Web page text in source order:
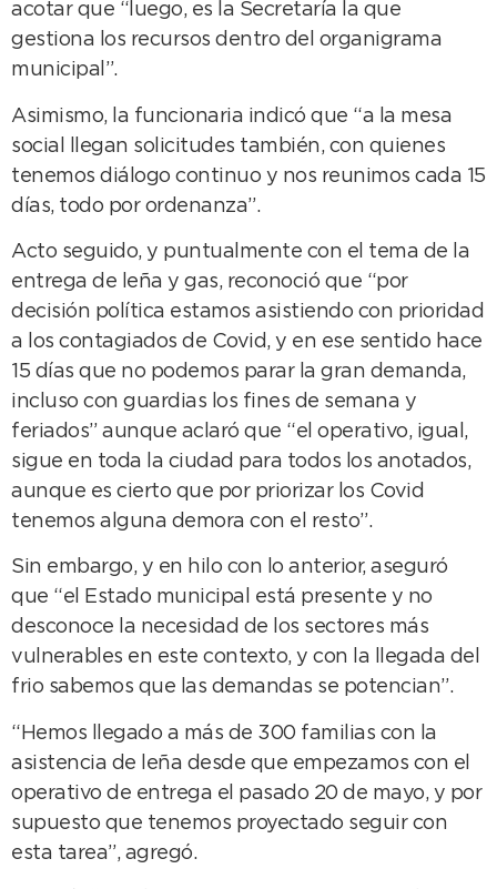
acotar que “luego, es la Secretaría la que
gestiona los recursos dentro del organigrama
municipal”.
Asimismo, la funcionaria indicó que “a la mesa
social llegan solicitudes también, con quienes
tenemos diálogo continuo y nos reunimos cada 15
días, todo por ordenanza”.
Acto seguido, y puntualmente con el tema de la
entrega de leña y gas, reconoció que “por
decisión política estamos asistiendo con prioridad
a los contagiados de Covid, y en ese sentido hace
15 días que no podemos parar la gran demanda,
incluso con guardias los fines de semana y
feriados” aunque aclaró que “el operativo, igual,
sigue en toda la ciudad para todos los anotados,
aunque es cierto que por priorizar los Covid
tenemos alguna demora con el resto”.
Sin embargo, y en hilo con lo anterior, aseguró
que “el Estado municipal está presente y no
desconoce la necesidad de los sectores más
vulnerables en este contexto, y con la llegada del
frio sabemos que las demandas se potencian”.
“Hemos llegado a más de 300 familias con la
asistencia de leña desde que empezamos con el
operativo de entrega el pasado 20 de mayo, y por
supuesto que tenemos proyectado seguir con
esta tarea”, agregó.